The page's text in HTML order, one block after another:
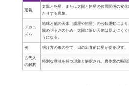
定義
太陽と惑星、または太陽と恒星の位置関係の変
たりする現象。
メカニ
ズム
地球と他の天体（惑星や恒星）の公転運動によ
陽の明るさのため、太陽に近い天体は見えにく
うになる。
例 明け方の東の空で、日の出直前に星が姿を現す。
古代人
の解釈
特別な意味を持つ現象と解釈され、農作業の時期